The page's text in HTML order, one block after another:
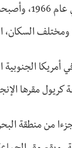
ومختلف السكان،
أمريكا
كريول مقرها
من منطقة